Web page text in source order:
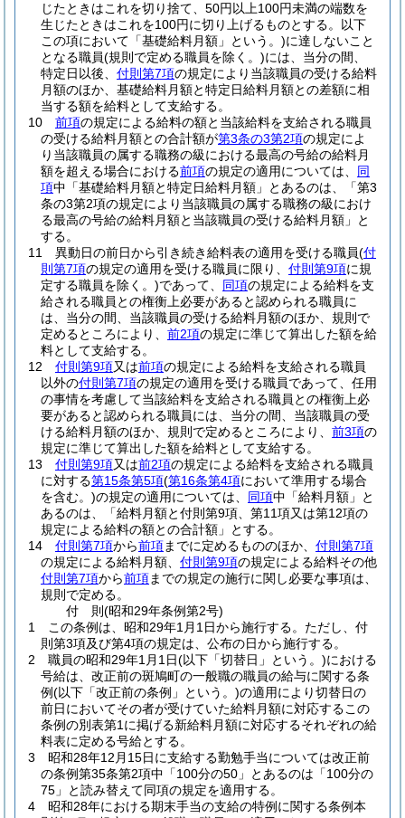
じたときはこれを切り捨て、50円以上100円未満の端数を
生じたときはこれを100円に切り上げるものとする。以下
この項において「基礎給料月額」という。)に達しないこと
となる職員(規則で定める職員を除く。)には、当分の間、
特定日以後、 付則第7項の規定により当該職員の受ける給料
月額のほか、基礎給料月額と特定日給料月額との差額に相
当する額を給料として支給する。
10
前項の規定による給料の額と当該給料を支給される職員
の受ける給料月額との合計額が第3条の3第2項の規定によ
り当該職員の属する職務の級における最高の号給の給料月
額を超える場合における前項の規定の適用については、 同
項中「基礎給料月額と特定日給料月額」とあるのは、「第3
条の3第2項の規定により当該職員の属する職務の級におけ
る最高の号給の給料月額と当該職員の受ける給料月額」と
する。
11
異動日の前日から引き続き給料表の適用を受ける職員(付
則第7項の規定の適用を受ける職員に限り、 付則第9項に規
定する職員を除く。)であって、 同項の規定による給料を支
給される職員との権衡上必要があると認められる職員に
は、当分の間、当該職員の受ける給料月額のほか、規則で
定めるところにより、 前2項の規定に準じて算出した額を給
料として支給する。
12
付則第9項又は前項の規定による給料を支給される職員
以外の付則第7項の規定の適用を受ける職員であって、任用
の事情を考慮して当該給料を支給される職員との権衡上必
要があると認められる職員には、当分の間、当該職員の受
ける給料月額のほか、規則で定めるところにより、 前3項の
規定に準じて算出した額を給料として支給する。
13
付則第9項又は前2項の規定による給料を支給される職員
に対する第15条第5項(第16条第4項において準用する場合
を含む。)の規定の適用については、 同項中「給料月額」と
あるのは、「給料月額と付則第9項、第11項又は第12項の
規定による給料の額との合計額」とする。
14
付則第7項から前項までに定めるもののほか、 付則第7項
の規定による給料月額、 付則第9項の規定による給料その他
付則第7項から前項までの規定の施行に関し必要な事項は、
規則で定める。
付 則(昭和29年条例第2号)
1
この条例は、昭和29年1月1日から施行する。 ただし、付
則第3項及び第4項の規定は、公布の日から施行する。
2
職員の昭和29年1月1日(以下「切替日」という。)における
号給は、改正前の斑鳩町の一般職の職員の給与に関する条
例(以下「改正前の条例」という。)の適用により切替日の
前日においてその者が受けていた給料月額に対応するこの
条例の別表第1に掲げる新給料月額に対応するそれぞれの給
料表に定める号給とする。
3
昭和28年12月15日に支給する勤勉手当については改正前
の条例第35条第2項中「100分の50」とあるのは「100分の
75」と読み替えて同項の規定を適用する。
4
昭和28年における期末手当の支給の特例に関する条例本